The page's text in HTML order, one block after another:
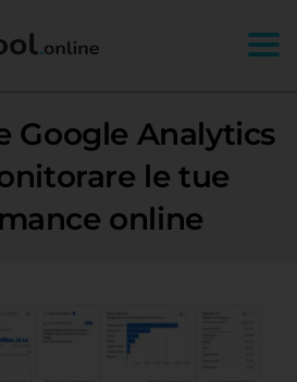
Google Analytics
le tue
online